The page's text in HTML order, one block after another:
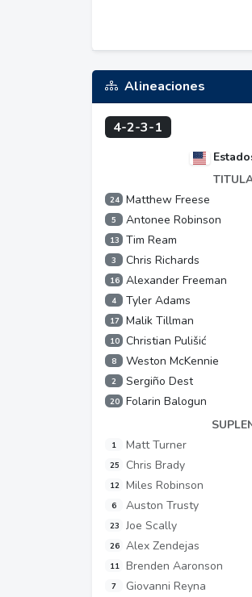
Alineaciones
4-2-3-1
24 Matthew Freese
5 Antonee Robinson
13 Tim Ream
3 Chris Richards
16 Alexander Freeman
4 Tyler Adams
17 Malik Tillman
10 Christian Pulišić
8 Weston McKennie
2 Sergiño Dest
20
Folarin Balogun
1 Matt Turner
25 Chris Brady
12 Miles Robinson
6 Auston Trusty
23 Joe Scally
26 Alex Zendejas
11 Brenden Aaronson
7 Giovanni Reyna